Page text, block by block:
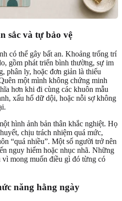
sắc và tự bảo vệ
có thể gây bất an. Khoảng trống trí
gồm phát triển bình thường, sự im
phân ly, hoặc đơn giản là thiếu
một mình không chứng minh
hơn khi đi cùng các khuôn mẫu
xấu hổ dữ dội, hoặc nỗi sợ không
hình ảnh bản thân khắc nghiệt. Họ
chịu trách nhiệm quá mức,
“quá nhiều”. Một số người trở nên
nguy hiểm hoặc nhục nhã. Những
mong muốn điều gì đó từng có
năng hằng ngày